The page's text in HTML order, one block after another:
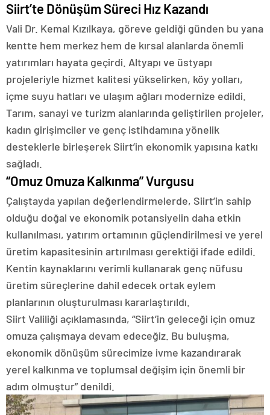
Siirt’te Dönüşüm Süreci Hız Kazandı
Vali Dr. Kemal Kızılkaya, göreve geldiği günden bu yana
kentte hem merkez hem de kırsal alanlarda önemli
yatırımları hayata geçirdi. Altyapı ve üstyapı
projeleriyle hizmet kalitesi yükselirken, köy yolları,
içme suyu hatları ve ulaşım ağları modernize edildi.
Tarım, sanayi ve turizm alanlarında geliştirilen projeler,
kadın girişimciler ve genç istihdamına yönelik
desteklerle birleşerek Siirt’in ekonomik yapısına katkı
sağladı.
“Omuz Omuza Kalkınma” Vurgusu
Çalıştayda yapılan değerlendirmelerde, Siirt’in sahip
olduğu doğal ve ekonomik potansiyelin daha etkin
kullanılması, yatırım ortamının güçlendirilmesi ve yerel
üretim kapasitesinin artırılması gerektiği ifade edildi.
Kentin kaynaklarını verimli kullanarak genç nüfusu
üretim süreçlerine dahil edecek ortak eylem
planlarının oluşturulması kararlaştırıldı.
Siirt Valiliği açıklamasında, “Siirt’in geleceği için omuz
omuza çalışmaya devam edeceğiz. Bu buluşma,
ekonomik dönüşüm sürecimize ivme kazandırarak
yerel kalkınma ve toplumsal değişim için önemli bir
adım olmuştur” denildi.